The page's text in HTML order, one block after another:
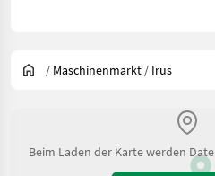
/ Maschinenmarkt / Irus
Beim Laden der Karte werden